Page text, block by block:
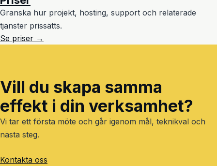
Granska hur projekt, hosting, support och relaterade
tjänster prissätts.
Se priser →
Vill du skapa samma
effekt i din verksamhet?
Vi tar ett första möte och går igenom mål, teknikval och
nästa steg.
Kontakta oss